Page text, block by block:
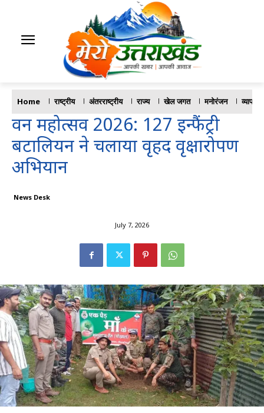
Home राष्ट्रीय अंतरराष्ट्रीय राज्य खेल जगत मनोरंजन व्यापार
वन महोत्सव 2026: 127 इन्फैंट्री
बटालियन ने चलाया वृहद वृक्षारोपण
अभियान
News Desk
July 7, 2026